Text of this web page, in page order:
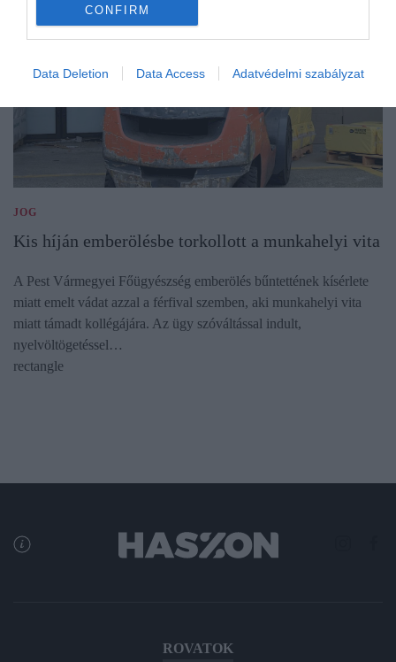
CONFIRM
Data Deletion Data Access Adatvédelmi szabályzat
JOG
Kis híján emberölésbe torkollott a munkahelyi vita
A Pest Vármegyei Főügyészség emberölés bűntettének kísérlete
miatt emelt vádat azzal a férfival szemben, aki munkahelyi vita
miatt támadt kollégájára. Az ügy szóváltással indult,
nyelvöltögetéssel…
rectangle
ROVATOK